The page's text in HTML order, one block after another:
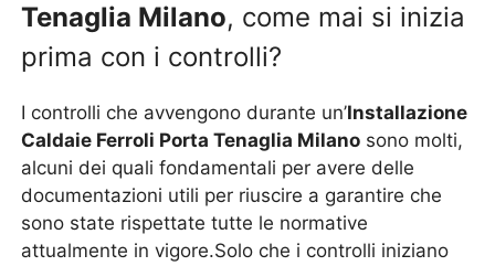
Tenaglia Milano, come mai si inizia
prima con i controlli?
I controlli che avvengono durante un’Installazione
Caldaie Ferroli Porta Tenaglia Milano sono molti,
alcuni dei quali fondamentali per avere delle
documentazioni utili per riuscire a garantire che
sono state rispettate tutte le normative
attualmente in vigore.Solo che i controlli iniziano